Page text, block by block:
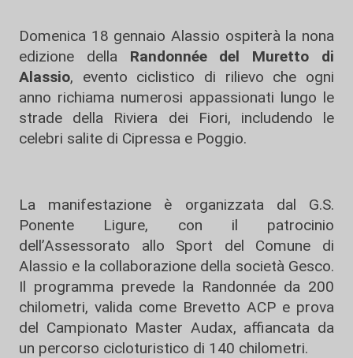
Domenica 18 gennaio Alassio ospiterà la nona
edizione della Randonnée del Muretto di
Alassio, evento ciclistico di rilievo che ogni
anno richiama numerosi appassionati lungo le
strade della Riviera dei Fiori, includendo le
celebri salite di Cipressa e Poggio.
La manifestazione è organizzata dal G.S.
Ponente Ligure, con il patrocinio
dell’Assessorato allo Sport del Comune di
Alassio e la collaborazione della società Gesco.
Il programma prevede la Randonnée da 200
chilometri, valida come Brevetto ACP e prova
del Campionato Master Audax, affiancata da
un percorso cicloturistico di 140 chilometri.